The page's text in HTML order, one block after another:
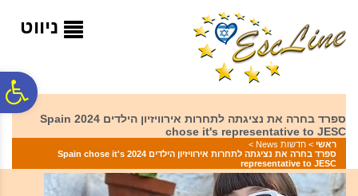
המרכזי
ניווט
ספרד בחרה את נציגתה לתחרות אירוויזיון הילדים 2024 Spain
chose it's representative to JESC
ראשי > חדשות News
>
ספרד בחרה את נציגתה לתחרות אירוויזיון הילדים 2024 Spain chose it's
representative to JESC